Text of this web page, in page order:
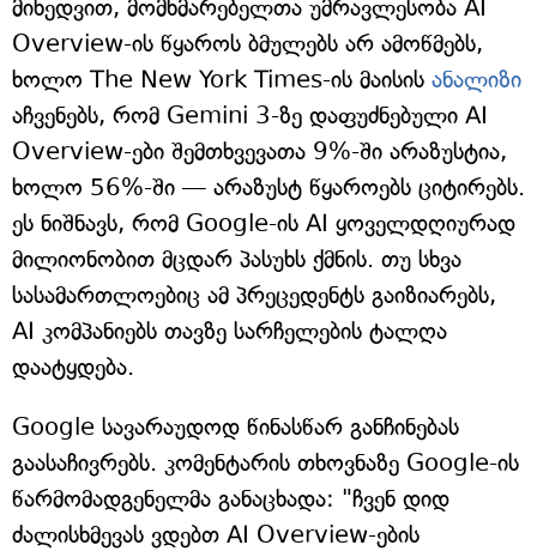
მიხედვით, მომხმარებელთა უმრავლესობა AI
Overview-ის წყაროს ბმულებს არ ამოწმებს,
ხოლო The New York Times-ის მაისის ანალიზი
აჩვენებს, რომ Gemini 3-ზე დაფუძნებული AI
Overview-ები შემთხვევათა 9%-ში არაზუსტია,
ხოლო 56%-ში — არაზუსტ წყაროებს ციტირებს.
ეს ნიშნავს, რომ Google-ის AI ყოველდღიურად
მილიონობით მცდარ პასუხს ქმნის. თუ სხვა
სასამართლოებიც ამ პრეცედენტს გაიზიარებს,
AI კომპანიებს თავზე სარჩელების ტალღა
დაატყდება.
Google სავარაუდოდ წინასწარ განჩინებას
გაასაჩივრებს. კომენტარის თხოვნაზე Google-ის
წარმომადგენელმა განაცხადა: "ჩვენ დიდ
ძალისხმევას ვდებთ AI Overview-ების